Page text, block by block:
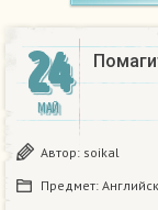
24
МАЙ
Автор: soikal
Предмет: